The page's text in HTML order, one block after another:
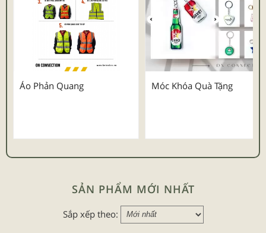
Áo Phản Quang Móc Khóa Quà Tặng
SẢN PHẨM MỚI NHẤT
Sắp xếp theo: